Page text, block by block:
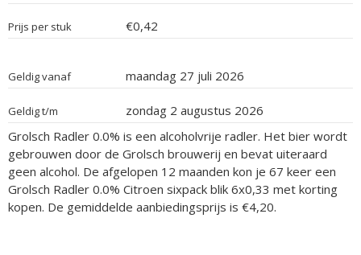
Prijs per stuk €0,42
Geldig vanaf maandag 27 juli 2026
Geldig t/m
zondag 2 augustus 2026
Grolsch Radler 0.0% is een alcoholvrije radler. Het bier wordt
gebrouwen door de Grolsch brouwerij en bevat uiteraard
geen alcohol. De afgelopen 12 maanden kon je 67 keer een
Grolsch Radler 0.0% Citroen sixpack blik 6x0,33 met korting
kopen. De gemiddelde aanbiedingsprijs is €4,20.